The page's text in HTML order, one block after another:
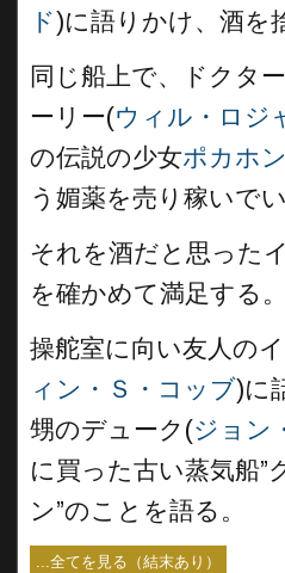
ド)に語りかけ、酒を
同じ船上で、ドクタ
ーリー(ウィル・ロジ
の伝説の少女ポカホ
う媚薬を売り稼いでい
それを酒だと思った
を確かめて満足する。
操舵室に向い友人の
ィン・Ｓ・コッブ)に
甥のデューク(ジョン
に買った古い蒸気船”
ン”のことを語る。
...全てを見る（結末あり）